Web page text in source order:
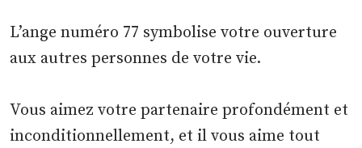
L’ange numéro 77 symbolise votre ouverture
aux autres personnes de votre vie.
Vous aimez votre partenaire profondément et
inconditionnellement, et il vous aime tout